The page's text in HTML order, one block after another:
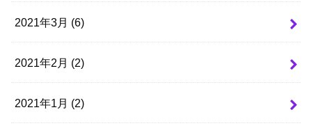
2021年3月 (6)
2021年2月 (2)
2021年1月 (2)